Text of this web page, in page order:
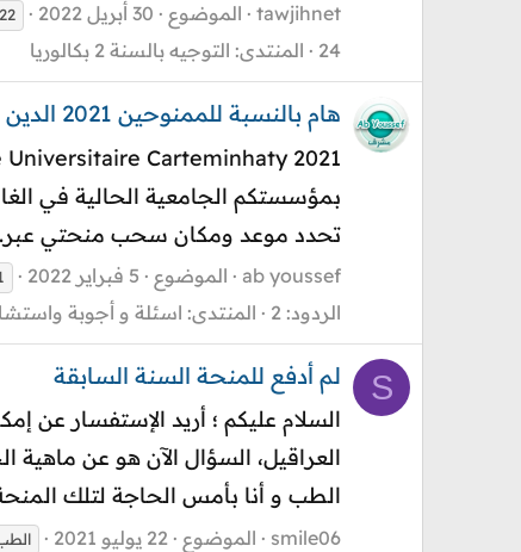
tawjihnet الموضوع 30 أبريل 2022
24
المنتدى: التوجيه بالسنة 2 بكالوريا
هام بالنسبة للممنوحين 2021 الدين لم يحددوا موعدا لسحب المنحة carteminhaty
بمؤسستكم الجامعية الحالية في
تحدد موعد ومكان سحب منحتي
ab youssef الموضوع 5 فبراير 2022
الردود: 2 المنتدى: اسئلة و أجوبة
S لم أدفع للمنحة السنة السابقة
الطب و أنا بأمس الحاجة لتلك
smile06 الموضوع 22 يوليو 2021